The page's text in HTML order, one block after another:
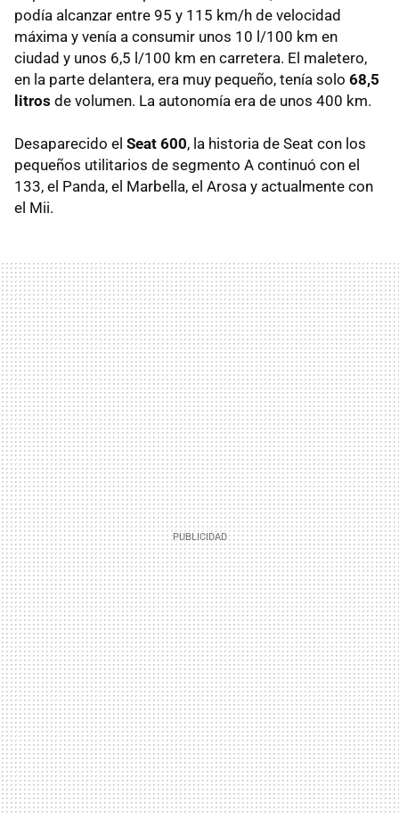
podía alcanzar entre 95 y 115 km/h de velocidad
máxima y venía a consumir unos 10 l/100 km en
ciudad y unos 6,5 l/100 km en carretera. El maletero,
en la parte delantera, era muy pequeño, tenía solo 68,5
litros de volumen. La autonomía era de unos 400 km.
Desaparecido el Seat 600, la historia de Seat con los
pequeños utilitarios de segmento A continuó con el
133, el Panda, el Marbella, el Arosa y actualmente con
el Mii.